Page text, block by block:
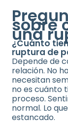
sobre
una
¿Cuánto
ruptura de
Depende de
relación. No
necesitan
no es cuánto
proceso.
normal. Lo
estancado.